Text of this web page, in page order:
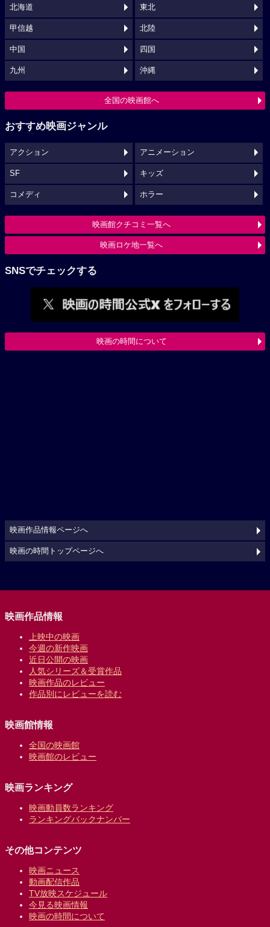
北海道 東北
甲信越 北陸
中国 四国
九州 沖縄
全国の映画館へ
おすすめ映画ジャンル
アクション アニメーション
SF キッズ
コメディ ホラー
映画館クチコミ一覧へ
映画ロケ地一覧へ
SNSでチェックする
映画の時間について
映画作品情報ページへ
映画の時間トップページへ
映画作品情報
上映中の映画
今週の新作映画
近日公開の映画
人気シリーズ＆受賞作品
映画作品のレビュー
作品別にレビューを読む
映画館情報
全国の映画館
映画館のレビュー
映画ランキング
映画動員数ランキング
ランキングバックナンバー
その他コンテンツ
映画ニュース
動画配信作品
TV放映スケジュール
今見る映画情報
映画の時間について